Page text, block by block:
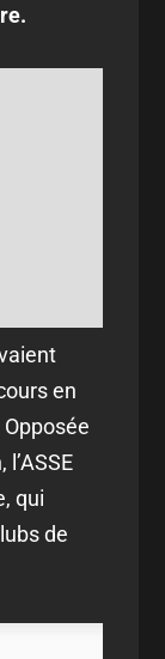
en
qui
de